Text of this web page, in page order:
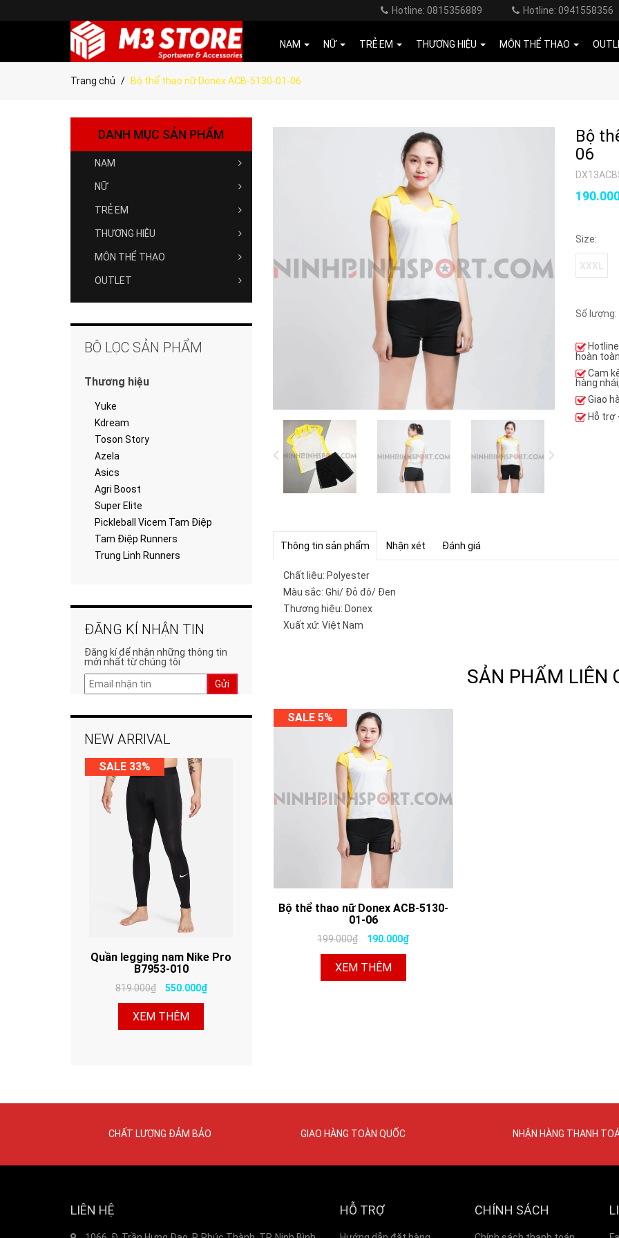
Hotline: 0815356889 Hotline: 0941558356
NAM NỮ TRẺ EM THƯƠNG HIỆU MÔN THỂ THAO
Trang chủ Bộ thể thao nữ Donex ACB-5130-01-06
Bộ
06
Size:
Số lượng:
hoàn
Cam
hàng
Giao
Hỗ trợ
Thông tin sản phẩm Nhận xét Đánh giá
Chất liệu: Polyester
Màu sắc: Ghi/ Đỏ đô/ Đen
Thương hiệu: Donex
Xuất xứ: Việt Nam
SẢN PHẨM LIÊN
SALE 5%
Bộ thể thao nữ Donex ACB-5130-
01-06
199.000₫ 190.000₫
XEM THÊM
DANH MỤC SẢN PHẨM
NAM
NỮ
TRẺ EM
THƯƠNG HIỆU
MÔN THỂ THAO
OUTLET
BỘ LỌC SẢN PHẨM
Thương hiệu
Yuke
Kdream
Toson Story
Azela
Asics
Agri Boost
Super Elite
Pickleball Vicem Tam Điệp
Tam Điệp Runners
Trung Linh Runners
ĐĂNG KÍ NHẬN TIN
Đăng kí để nhận những thông tin
mới nhất từ chúng tôi
Gửi
NEW ARRIVAL
SALE 33%
Quần legging nam Nike Pro
B7953-010
819.000₫ 550.000₫
XEM THÊM
CHẤT LƯỢNG ĐẢM BẢO GIAO HÀNG TOÀN QUỐC NHẬN HÀNG THANH
LIÊN HỆ HỖ TRỢ CHÍNH SÁCH